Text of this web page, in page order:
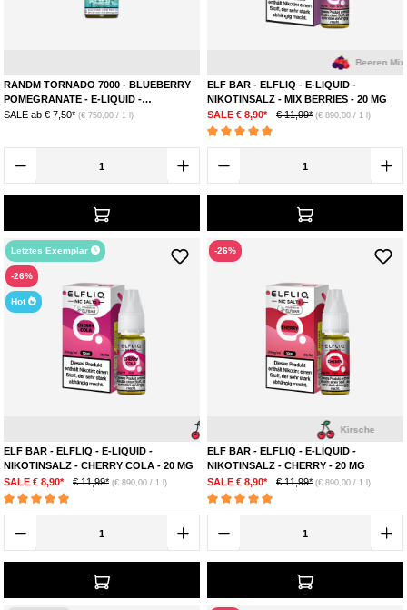
RANDM TORNADO 7000 - BLUEBERRY
POMEGRANATE - E-LIQUID -
NIKOTINSALZ - 20 MG
SALE ab € 7,50* (€ 750,00 / 1 l)
Beeren Mix
ELF BAR - ELFLIQ - E-LIQUID -
NIKOTINSALZ - MIX BERRIES - 20 MG
SALE € 8,90*
€ 11,99* (€ 890,00 / 1 l)
Durchschnittliche Bewertung von 5 von 5
Letztes Exemplar
-26%
Hot
Kirsche
ELF BAR - ELFLIQ - E-LIQUID -
NIKOTINSALZ - CHERRY COLA - 20 MG
SALE € 8,90*
€ 11,99* (€ 890,00 / 1 l)
Durchschnittliche Bewertung von 5 von 5 Sternen
-26%
Kirsche
ELF BAR - ELFLIQ - E-LIQUID -
NIKOTINSALZ - CHERRY - 20 MG
SALE € 8,90*
€ 11,99* (€ 890,00 / 1 l)
Durchschnittliche Bewertung von 5 von 5